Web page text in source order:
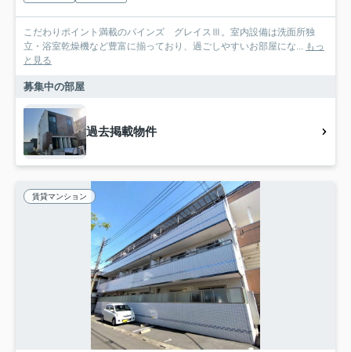
こだわりポイント満載のパインズ グレイスⅢ。室内設備は洗面所独
立・浴室乾燥機など豊富に揃っており、過ごしやすいお部屋にな... もっ
と見る
募集中の部屋
過去掲載物件
賃貸マンション